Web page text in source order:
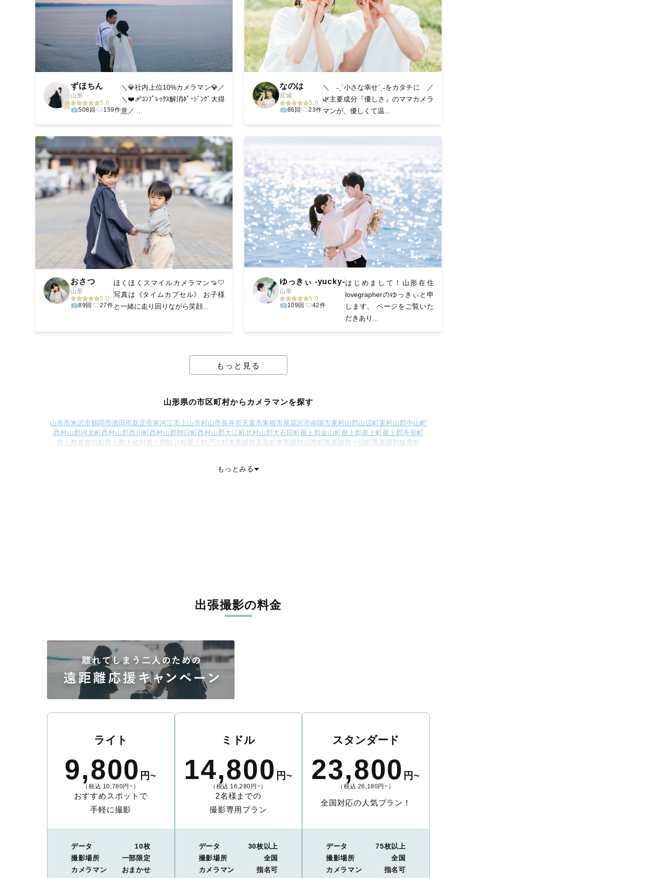
ずほちん
山形
5.0
508回
159件
＼💎社内上位10%カメラマン💎／
＼❤️‍🩹ｺﾝﾌﾟﾚｯｸｽ解消ﾎﾟｰｼﾞﾝｸﾞ大得
意／ ...
なのは
宮城
5.0
86回
23件
＼ ˗ˏˋ小さな幸せˊˎ˗をカタチに ／
🌿主要成分『優しさ』のママカメラ
マンが、優しくて温...
おさつ
山形
5.0
89回
27件
ほくほくスマイルカメラマン🍠🤍
写真は《タイムカプセル》 お子様
と一緒に走り回りながら笑顔...
ゆっきぃ -yucky-
山形
5.0
109回
42件
はじめまして！山形在住
lovegrapherのゆっきぃと申
します。 ページをご覧いた
だきあり...
もっと見る
山形県の市区町村からカメラマンを探す
山形市米沢市鶴岡市酒田市新庄市寒河江市上山市村山市長井市天童市東根市尾花沢市南陽市東村山郡山辺町東村山郡中山町
西村山郡河北町西村山郡西川町西村山郡朝日町西村山郡大江町北村山郡大石田町最上郡金山町最上郡最上町最上郡舟形町
最上郡真室川町最上郡大蔵村最上郡鮭川村最上郡戸沢村東置賜郡高畠町東置賜郡川西町西置賜郡小国町西置賜郡飯豊町
もっとみる
出張撮影の料金
ライト
9,800 円~
（税込 10,780円~）
おすすめスポットで
手軽に撮影
データ
10枚
撮影場所
一部限定
カメラマン
おまかせ
ミドル
14,800 円~
（税込 16,280円~）
2名様までの
撮影専用プラン
データ
30枚以上
撮影場所
全国
カメラマン
指名可
スタンダード
23,800 円~
（税込 26,180円~）
全国対応の人気プラン！
データ
75枚以上
撮影場所
全国
カメラマン
指名可